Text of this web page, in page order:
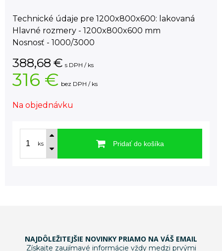
Technické údaje pre 1200x800x600: lakovaná
Hlavné rozmery - 1200x800x600 mm
Nosnosť - 1000/3000
388,68 € s DPH / ks
316 € bez DPH / ks
Na objednávku
ks Pridať do košíka
NAJDÔLEŽITEJŠIE NOVINKY PRIAMO NA VÁŠ EMAIL
Získajte zaujímavé informácie vždy medzi prvými